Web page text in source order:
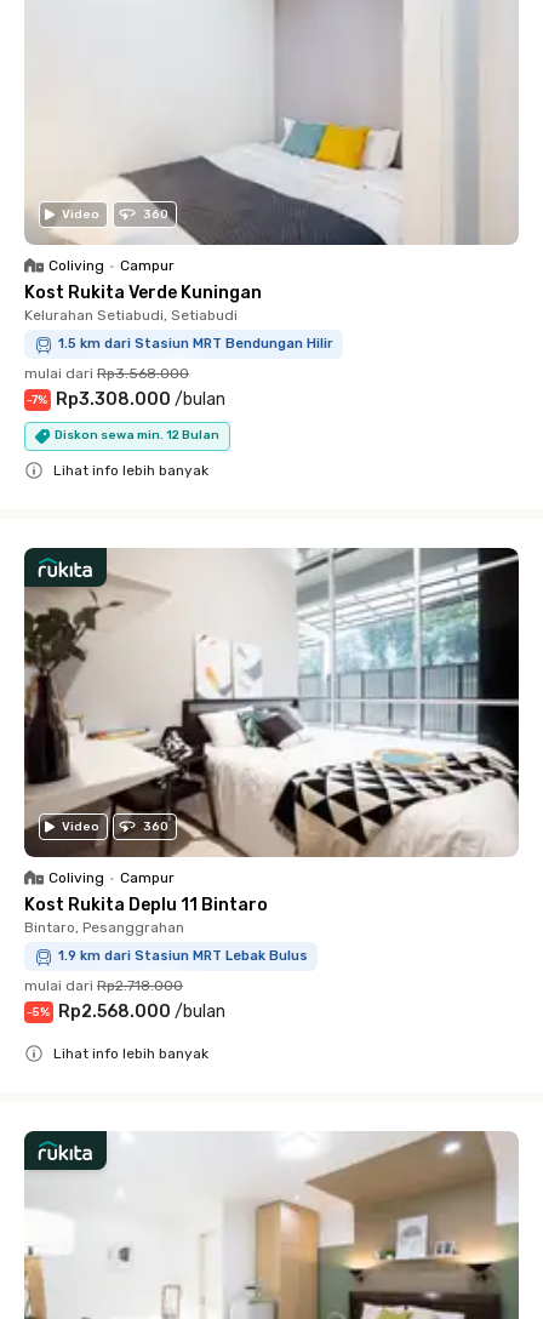
Video 360
Coliving • Campur
Kost Rukita Verde Kuningan
Kelurahan Setiabudi, Setiabudi
1.5 km dari Stasiun MRT Bendungan Hilir
mulai dari Rp3.568.000
-7% Rp3.308.000 /bulan
Diskon sewa min. 12 Bulan
Lihat info lebih banyak
Video 360
Coliving • Campur
Kost Rukita Deplu 11 Bintaro
Bintaro, Pesanggrahan
1.9 km dari Stasiun MRT Lebak Bulus
mulai dari Rp2.718.000
-5% Rp2.568.000 /bulan
Lihat info lebih banyak